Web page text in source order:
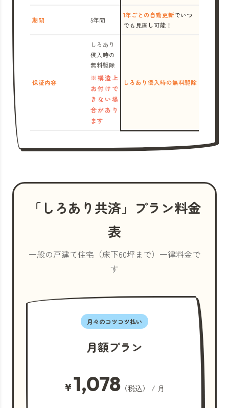
期間 5年間
1年ごとの自動更新でいつ
でも見直し可能！
保証内容
しろあり
侵入時の
無料駆除
※構造上
お付けで
きない場
合があり
ます
しろあり侵入時の無料駆除
「しろあり共済」プラン料金
表
一般の戸建て住宅（床下60坪まで）一律料金で
す
月々のコツコツ払い
月額プラン
¥1,078（税込） / 月